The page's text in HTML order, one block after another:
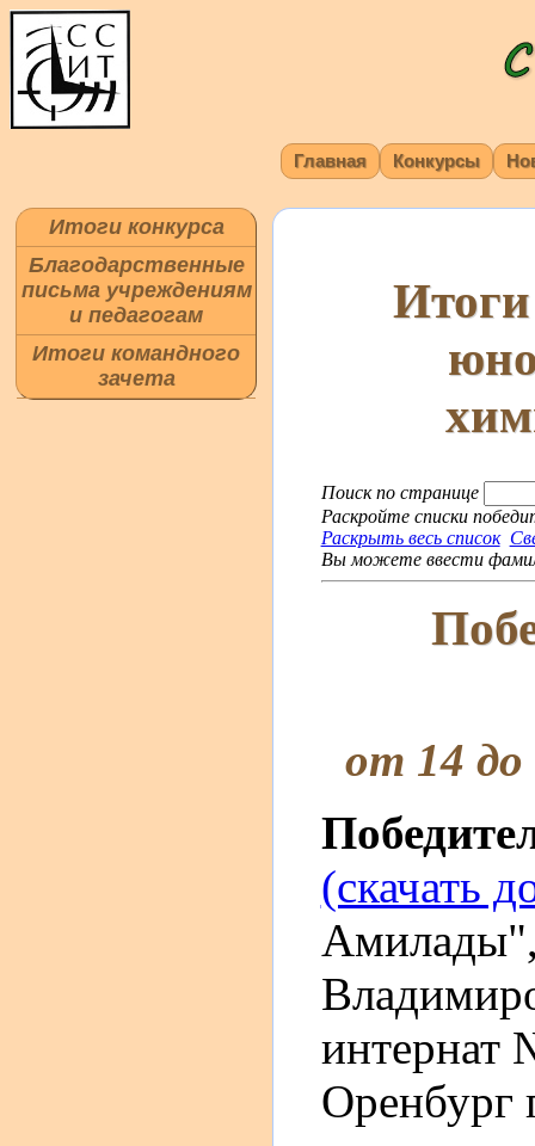
Главная Конкурсы
Итоги конкурса
Благодарственные
письма учреждениям
и педагогам
Итоги командного
зачета
Итоги
Поиск по странице
Раскройте списки
Раскрыть весь список
Вы можете ввести
от 14 до
(скачать
интернат
Оренбург